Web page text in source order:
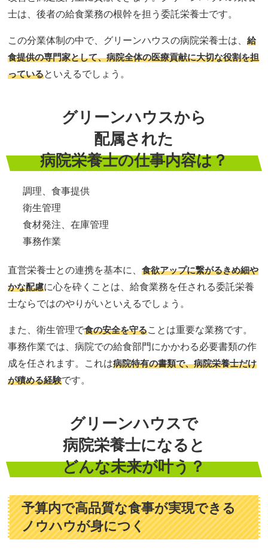
士は、後者の給食業務の根幹を担う委託栄養士です。
この分業体制の中で、グリーンハウスの病院栄養士は、給
食提供の専門家として、病院全体の医療貢献に大切な役割を担
っているといえるでしょう。
グリーンハウスから
配属された
病院栄養士の仕事内容は？
調理、食事提供
衛生管理
食材発注、在庫管理
事務作業
直営栄養士との連携を基本に、食欲アップに繋がるきめ細や
かな配慮に心を砕くことは、給食業務を任される委託栄養
士ならではのやりがいといえるでしょう。
また、衛生管理で食の安全を守ることは重要な業務です。
事務作業では、病院での給食部門にかかわる必要書類の作
成を任されます。これは病院特有の書類で、病院栄養士だけ
が積める経験です。
グリーンハウスで
病院栄養士になると
どんな未来が叶う？
予算内で高品質な食事が実現できる
ノウハウが身につく